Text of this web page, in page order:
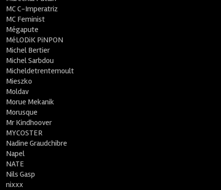
MC C-Imperatriz
MC Feminist
Mégapute
MéLODiK PiNPON
Michel Bertier
Michel Sarbdou
Micheldetrentemoult
Mieszko
Moldav
Morue Mekanik
Morusque
Mr Kindhoover
MYCOSTER
Nadine Graudchibre
Napel
NATE
Nils Gasp
nixxx